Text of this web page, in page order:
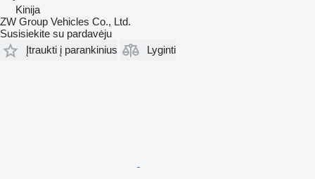
Kinija
ZW Group Vehicles Co., Ltd.
Susisiekite su pardavėju
Įtraukti į parankinius
Lyginti